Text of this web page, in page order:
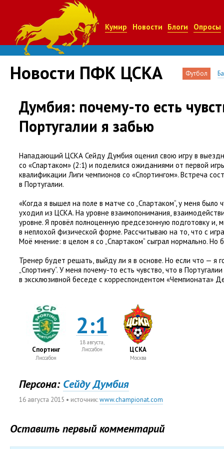
Кумир Новости Блоги Опросы
Новости ПФК ЦСКА Футбол
Думбия: почему-то есть
Португалии я забью
Нападающий ЦСКА Сейду Думбия оценил свою игру в
со «Спартаком» (2:1) и поделился ожиданиями от первой
квалификации Лиги чемпионов со «Спортингом». Встреча
в Португалии.
«Когда я вышел на поле в матче со „Спартаком“, у меня было
уходил из ЦСКА. На уровне взаимопонимания,
уровне. Я провёл полноценную предсезонную подготовку и,
в неплохой физической форме. Рассчитываю на то, что с
Моё мнение: в целом я со „Спартаком“ сыграл нормально. Но
Тренер будет решать, выйду ли я в основе. Но если что — я
„Спортингу“. У меня почему-то есть чувство, что в
в эксклюзивной беседе с корреспондентом «Чемпионата»
Спортинг
Лиссабон
2:1
18 августа,
Лиссабон
ЦСКА
Москва
Персона: Cейду Думбия
16 августа 2015 • источник:www.championat.com
Оставить первый комментарий